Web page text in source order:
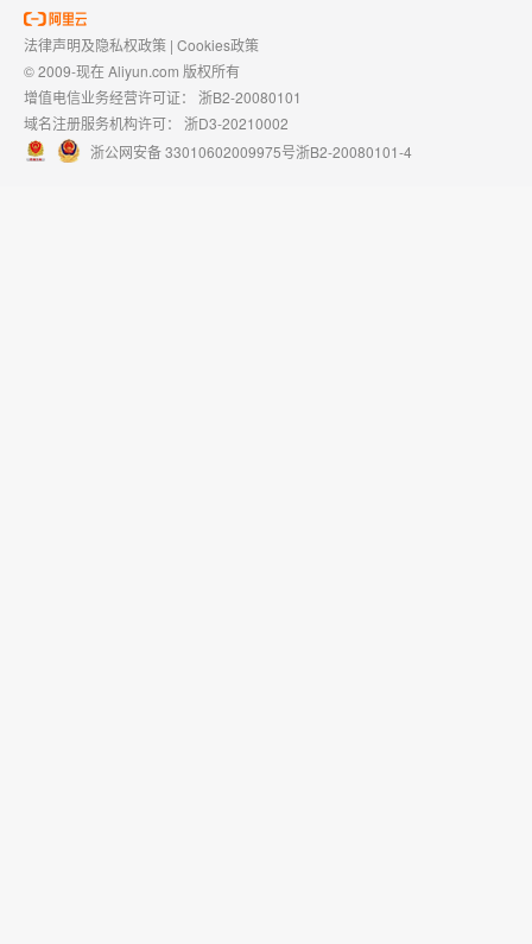
法律声明及隐私权政策 | Cookies政策
© 2009-现在 Aliyun.com 版权所有
增值电信业务经营许可证： 浙B2-20080101
域名注册服务机构许可： 浙D3-20210002
浙公网安备 33010602009975号浙B2-20080101-4